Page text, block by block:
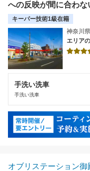
への反映が間に合わ
す。12月31日‐1月4日
キーパー技術1級在籍
神奈川
エリア
手洗い洗車
手洗い洗車
オブリステーション